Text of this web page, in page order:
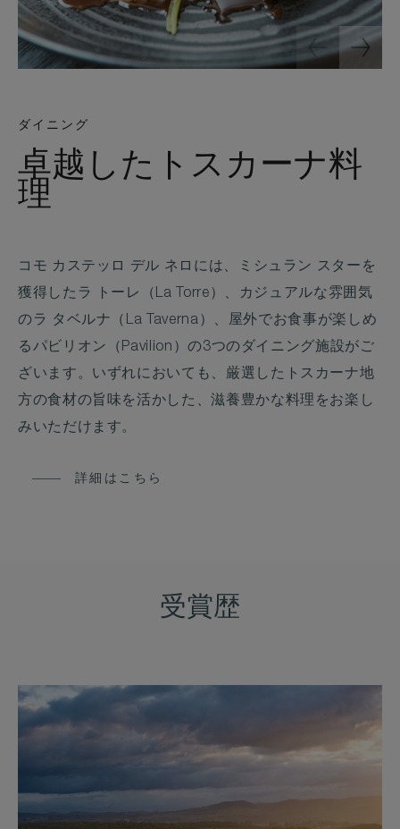
ダイニング
卓越したトスカーナ料
理
コモ カステッロ デル ネロには、ミシュラン スターを
獲得したラ トーレ（La Torre）、カジュアルな雰囲気
のラ タベルナ（La Taverna）、屋外でお食事が楽しめ
るパビリオン（Pavilion）の3つのダイニング施設がご
ざいます。いずれにおいても、厳選したトスカーナ地
方の食材の旨味を活かした、滋養豊かな料理をお楽し
みいただけます。
詳細はこちら
受賞歴